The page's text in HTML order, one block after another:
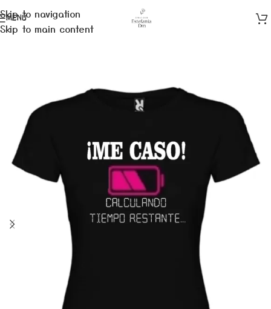
Skip to navigation
Skip to main content
MENÚ